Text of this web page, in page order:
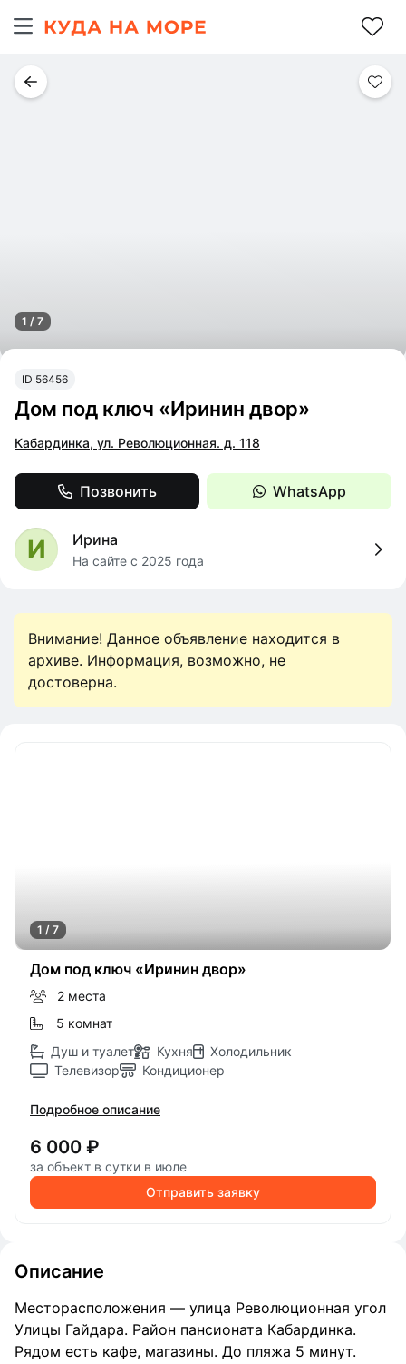
ID 56456
Дом под ключ «Иринин двор»
Кабардинка, ул. Революционная. д. 118
Позвонить WhatsApp
И Ирина
На сайте с 2025 года
1 / 7
Внимание! Данное объявление находится в
архиве. Информация, возможно, не
достоверна.
1 / 7
Дом под ключ «Иринин двор»
2 места
5 комнат
Душ и туалет
Кухня
Холодильник
Телевизор
Кондиционер
Подробное описание
6 000 ₽
за объект в сутки в июле
Отправить заявку
Описание
Месторасположения — улица Революционная угол
Улицы Гайдара. Район пансионата Кабардинка.
Рядом есть кафе, магазины. До пляжа 5 минут.